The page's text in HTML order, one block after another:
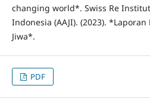
changing world*. Swiss Re
Indonesia (AAJI). (2023).
Jiwa*.
PDF